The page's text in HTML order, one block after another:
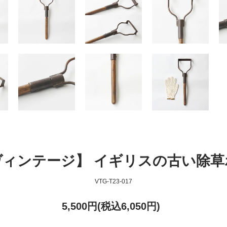
ンテージ】 イギリスの古い除
VTG-T23-017
5,500円(税込6,050円)